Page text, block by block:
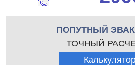
ПОПУТНЫЙ
ТОЧНЫЙ
Калькулятор